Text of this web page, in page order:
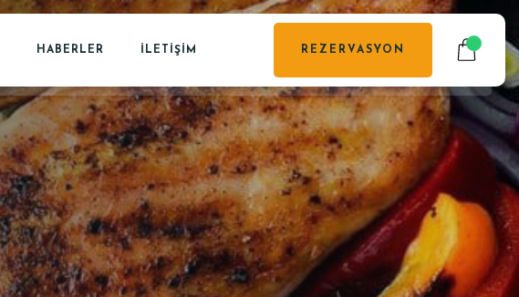
HABERLER İLETIŞIM REZERVASYON